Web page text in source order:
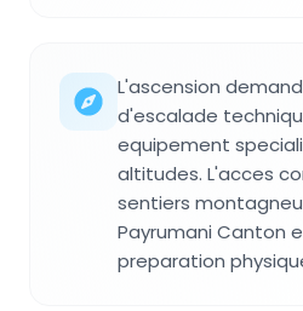
L'ascension
d'escalade
equipement
altitudes. L'acces
sentiers
Payrumani Canton
preparation